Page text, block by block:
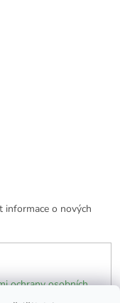
informace o nových
ochrany osobních